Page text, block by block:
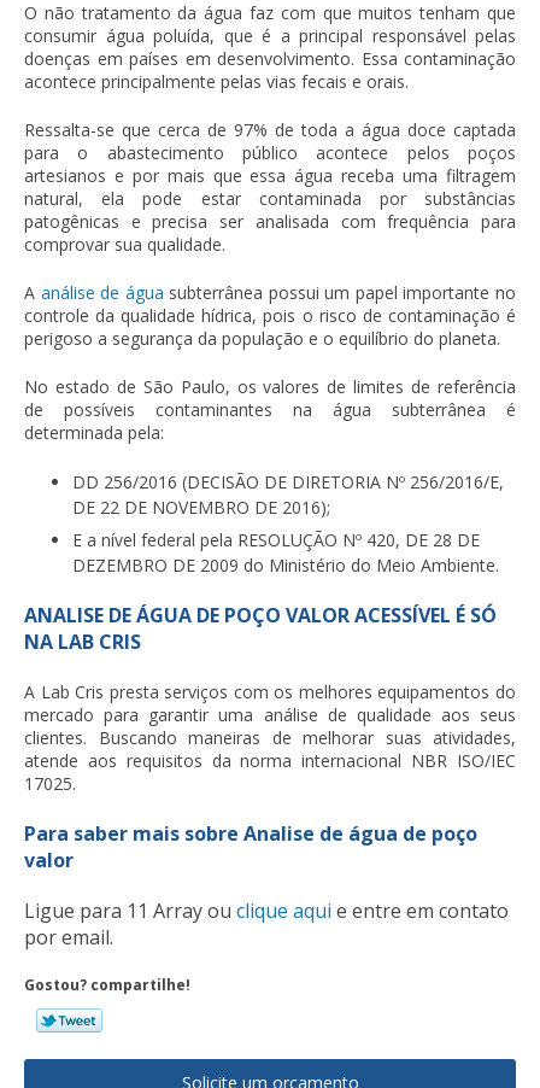
O não tratamento da água faz com que muitos tenham que
consumir água poluída, que é a principal responsável pelas
doenças em países em desenvolvimento. Essa contaminação
acontece principalmente pelas vias fecais e orais.
Ressalta-se que cerca de 97% de toda a água doce captada
para o abastecimento público acontece pelos poços
artesianos e por mais que essa água receba uma filtragem
natural, ela pode estar contaminada por substâncias
patogênicas e precisa ser analisada com frequência para
comprovar sua qualidade.
A análise de água subterrânea possui um papel importante no
controle da qualidade hídrica, pois o risco de contaminação é
perigoso a segurança da população e o equilíbrio do planeta.
No estado de São Paulo, os valores de limites de referência
de possíveis contaminantes na água subterrânea é
determinada pela:
DD 256/2016 (DECISÃO DE DIRETORIA Nº 256/2016/E,
DE 22 DE NOVEMBRO DE 2016);
E a nível federal pela RESOLUÇÃO Nº 420, DE 28 DE
DEZEMBRO DE 2009 do Ministério do Meio Ambiente.
ANALISE DE ÁGUA DE POÇO VALOR ACESSÍVEL É SÓ
NA LAB CRIS
A Lab Cris presta serviços com os melhores equipamentos do
mercado para garantir uma análise de qualidade aos seus
clientes. Buscando maneiras de melhorar suas atividades,
atende aos requisitos da norma internacional NBR ISO/IEC
17025.
Para saber mais sobre Analise de água de poço
valor
Ligue para 11 Arrayou clique aqui e entre em contato
por email.
Gostou? compartilhe!
Solicite um orçamento